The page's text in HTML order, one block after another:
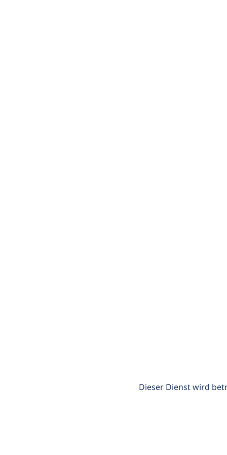
Dieser Dienst wird